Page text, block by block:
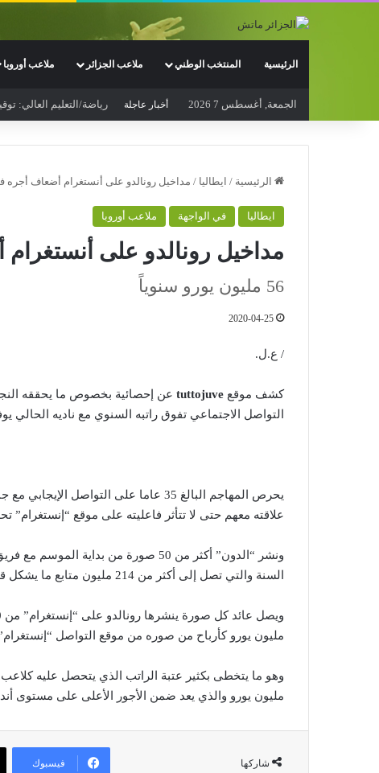
الرئيسية المنتخب الوطني ملاعب الجزائر ملاعب أوروبا
الجمعة, أغسطس 7 2026 أخبار عاجلة رياضة/التعليم العالي:
الرئيسية / ايطاليا / مداخيل رونالدو على أنستغرام أضعاف أجره
ايطاليا في الواجهة ملاعب أوروبا
مداخيل رونالدو على
56 مليون يورو سنوياً
2020-04-25
/ ع.ل.
كشف موقع tuttojuve عن إحصائية بخصوص ما يحققه النجم
التواصل الاجتماعي تفوق راتبه السنوي مع ناديه الحالي
يحرص المهاجم البالغ 35 عاما على
علاقته معهم حتى لا تتأثر فاعليته على موقع “إنستغرام”
السنة والتي تصل إلى أكثر من 214 مليون متابع ما يشكل قوة دعائية كبيرة للاعب النجم.
مليون يورو كأرباح من صوره من موقع التواصل
مليون يورو والذي يعد ضمن الأجور الأعلى على مستوى
شاركها فيسبوك